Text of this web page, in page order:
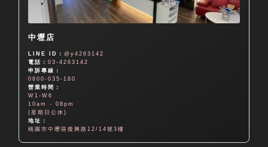
中壢店
LINE ID：@y4263142
電話：03-4263142
申訴專線：
0800-035-180
營業時間：
W1-W6
10am - 08pm
(星期日公休)
地址：
桃園市中壢區復興路12/14號3樓